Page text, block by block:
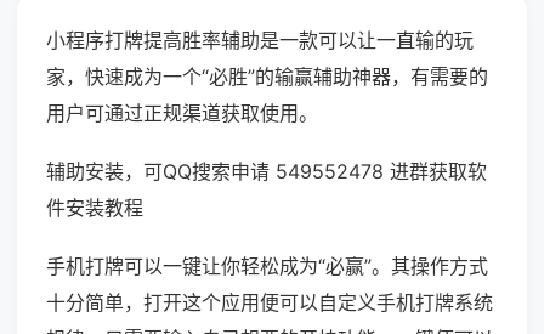
小程序打牌提高胜率辅助是一款可以让一直输的玩
家，快速成为一个“必胜”的输赢辅助神器，有需要的
用户可通过正规渠道获取使用。
辅助安装，可QQ搜索申请 549552478 进群获取软
件安装教程
手机打牌可以一键让你轻松成为“必赢”。其操作方式
十分简单，打开这个应用便可以自定义手机打牌系统